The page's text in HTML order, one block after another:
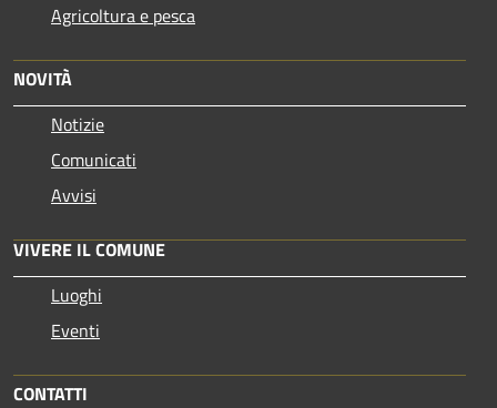
Agricoltura e pesca
NOVITÀ
Notizie
Comunicati
Avvisi
VIVERE IL COMUNE
Luoghi
Eventi
CONTATTI